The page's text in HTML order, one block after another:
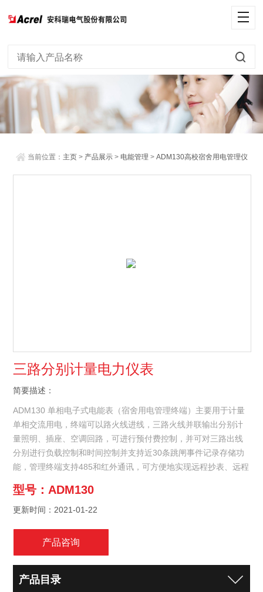
当前位置： 主页 > 产品展示 > 电能管理 >ADM130高校宿舍用电管理仪
三路分别计量电力仪表
简要描述：
ADM130 单相电子式电能表（宿舍用电管理终端）主要用于计量
单相交流用电，终端可以路火线进线，三路火线并联输出分别计
量照明、插座、空调回路，可进行预付费控制，并可对三路出线
分别进行负载控制和时间控制并支持近30条跳闸事件记录存储功
能，管理终端支持485和红外通讯，可方便地实现远程抄表、远程
型号：ADM130
更新时间：2021-01-22
产品咨询
产品目录